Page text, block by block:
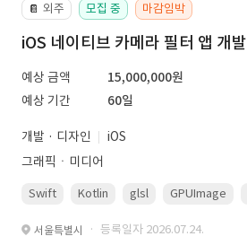
📔 외주 모집 중 마감임박
iOS 네이티브 카메라 필터 앱 개발
예상 금액
15,000,000원
예상 기간
60일
개발 · 디자인
iOS
그래픽ㆍ미디어
Swift Kotlin glsl GPUImage
서울특별시 · 등록일자 2026.07.24.